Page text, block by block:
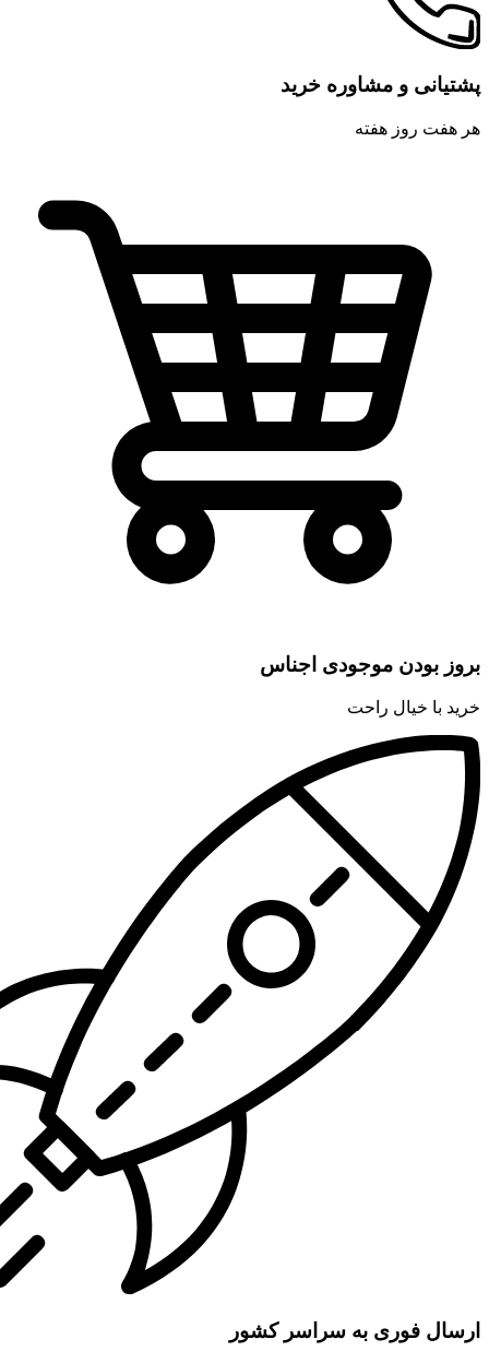
پشتیانی و مشاوره خرید
هر هفت روز هفته
بروز بودن موجودی اجناس
خرید با خیال راحت
ارسال فوری به سراسر کشور